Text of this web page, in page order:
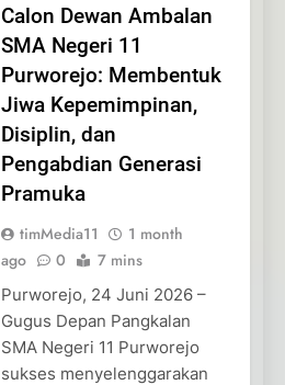
Calon Dewan Ambalan
SMA Negeri 11
Purworejo: Membentuk
Jiwa Kepemimpinan,
Disiplin, dan
Pengabdian Generasi
Pramuka
timMedia11
1 month
ago
0 7 mins
Purworejo, 24 Juni 2026 –
Gugus Depan Pangkalan
SMA Negeri 11 Purworejo
sukses menyelenggarakan